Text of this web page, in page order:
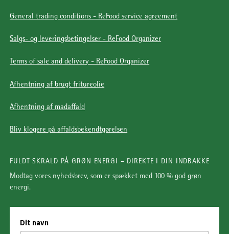
General trading conditions - ReFood service agreement
Salgs- og leveringsbetingelser - ReFood Organizer
Terms of sale and delivery - ReFood Organizer
Afhentning af brugt fritureolie
Afhentning af madaffald
Bliv klogere på affaldsbekendtgørelsen
FULDT SKRALD PÅ GRØN ENERGI – DIREKTE I DIN INDBAKKE
Modtag vores nyhedsbrev, som er spækket med 100 % god grøn
energi.
Dit navn